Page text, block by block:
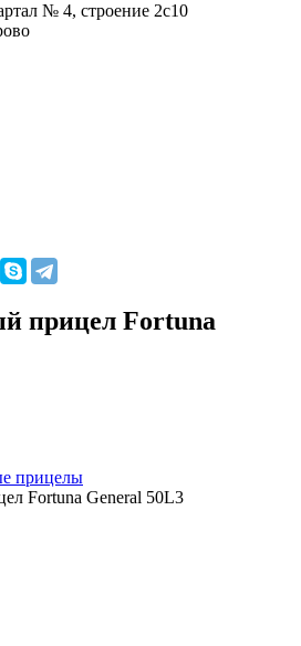
№ 4, строение 2с10
прицел Fortuna
прицелы
Fortuna General 50L3